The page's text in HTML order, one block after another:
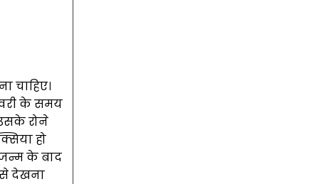
चाहिए।
के समय
रोने
हो
जन्म के बाद
से देखना